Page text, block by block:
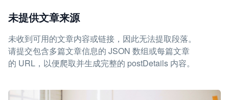
未提供文章来源
未收到可用的文章内容或链接，因此无法提取段落。
请提交包含多篇文章信息的 JSON 数组或每篇文章
的 URL，以便爬取并生成完整的 postDetails 内容。